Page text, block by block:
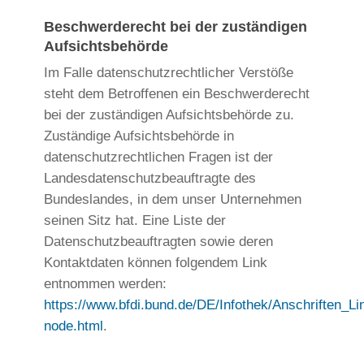
Beschwerderecht bei der zuständigen
Aufsichtsbehörde
Im Falle datenschutzrechtlicher Verstöße
steht dem Betroffenen ein Beschwerderecht
bei der zuständigen Aufsichtsbehörde zu.
Zuständige Aufsichtsbehörde in
datenschutzrechtlichen Fragen ist der
Landesdatenschutzbeauftragte des
Bundeslandes, in dem unser Unternehmen
seinen Sitz hat. Eine Liste der
Datenschutzbeauftragten sowie deren
Kontaktdaten können folgendem Link
entnommen werden:
https://www.bfdi.bund.de/DE/Infothek/
node.html.